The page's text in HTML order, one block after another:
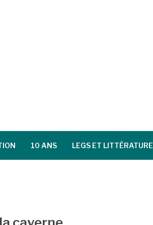
10 ANS LEGS ET LITTÉRATURE